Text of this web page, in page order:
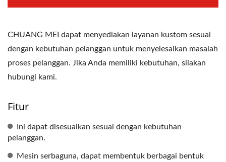
CHUANG MEI dapat menyediakan layanan kustom sesuai
dengan kebutuhan pelanggan untuk menyelesaikan masalah
proses pelanggan. Jika Anda memiliki kebutuhan, silakan
hubungi kami.
Fitur
Ini dapat disesuaikan sesuai dengan kebutuhan
pelanggan.
Mesin serbaguna, dapat membentuk berbagai bentuk